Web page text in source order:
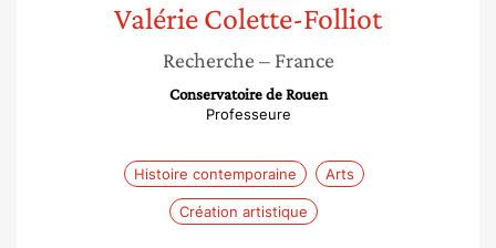
ValérieColette-Folliot
Recherche – France
Conservatoire de Rouen
Professeure
Histoire contemporaine Arts
Création artistique